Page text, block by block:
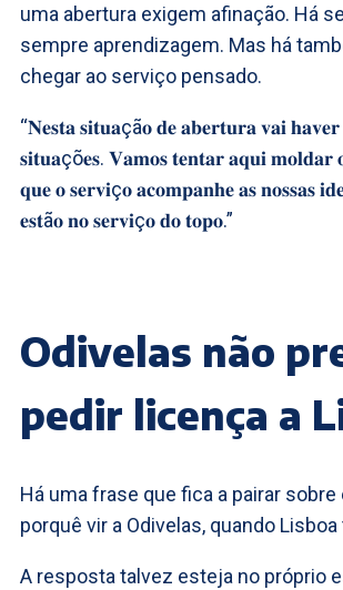
uma abertura exigem afinação. Há
sempre aprendizagem. Mas há
chegar ao serviço pensado.
“𝐍𝐞𝐬𝐭𝐚 𝐬𝐢𝐭𝐮𝐚çã𝐨 𝐝𝐞 𝐚𝐛𝐞𝐫𝐭𝐮𝐫𝐚 𝐯𝐚𝐢 𝐡𝐚𝐯𝐞𝐫
𝐬𝐢𝐭𝐮𝐚çõ𝐞𝐬. 𝐕𝐚𝐦𝐨𝐬 𝐭𝐞𝐧𝐭𝐚𝐫 𝐚𝐪𝐮𝐢 𝐦𝐨𝐥𝐝𝐚𝐫
𝐪𝐮𝐞 𝐨 𝐬𝐞𝐫𝐯𝐢ç𝐨 𝐚𝐜𝐨𝐦𝐩𝐚𝐧𝐡𝐞 𝐚𝐬 𝐧𝐨𝐬𝐬𝐚𝐬
𝐞𝐬𝐭ã𝐨 𝐧𝐨 𝐬𝐞𝐫𝐯𝐢ç𝐨 𝐝𝐨 𝐭𝐨𝐩𝐨.”
Odivelas não
pedir licença a
Há uma frase que fica a pairar
porquê vir a Odivelas, quando
A resposta talvez esteja no próprio